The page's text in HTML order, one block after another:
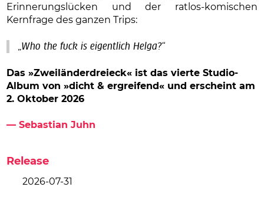
Erinnerungslücken und der ratlos-komischen
Kernfrage des ganzen Trips:
„Who the fuck is eigentlich Helga?“
Das »Zweiländerdreieck« ist das vierte Studio-
Albumvon »dicht & ergreifend« und erscheint am
2. Oktober 2026
— Sebastian Juhn
Release
2026-07-31